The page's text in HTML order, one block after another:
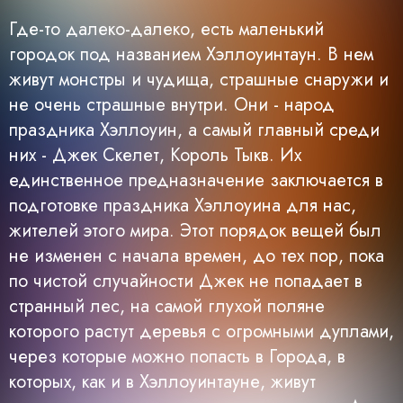
Где-то далеко-далеко, есть маленький
городок под названием Хэллоуинтаун. В нем
живут монстры и чудища, страшные снаружи и
не очень страшные внутри. Они - народ
праздника Хэллоуин, а самый главный среди
них - Джек Скелет, Король Тыкв. Их
единственное предназначение заключается в
подготовке праздника Хэллоуина для нас,
жителей этого мира. Этот порядок вещей был
не изменен с начала времен, до тех пор, пока
по чистой случайности Джек не попадает в
странный лес, на самой глухой поляне
которого растут деревья с огромными дуплами,
через которые можно попасть в Города, в
которых, как и в Хэллоуинтауне, живут